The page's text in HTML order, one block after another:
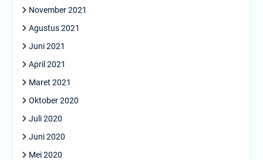
November 2021
Agustus 2021
Juni 2021
April 2021
Maret 2021
Oktober 2020
Juli 2020
Juni 2020
Mei 2020